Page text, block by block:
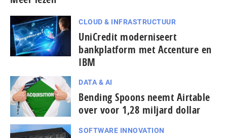
CLOUD & INFRASTRUCTUUR
UniCredit moderniseert
bankplatform met Accenture en
IBM
DATA & AI
Bending Spoons neemt Airtable
over voor 1,28 miljard dollar
SOFTWARE INNOVATION